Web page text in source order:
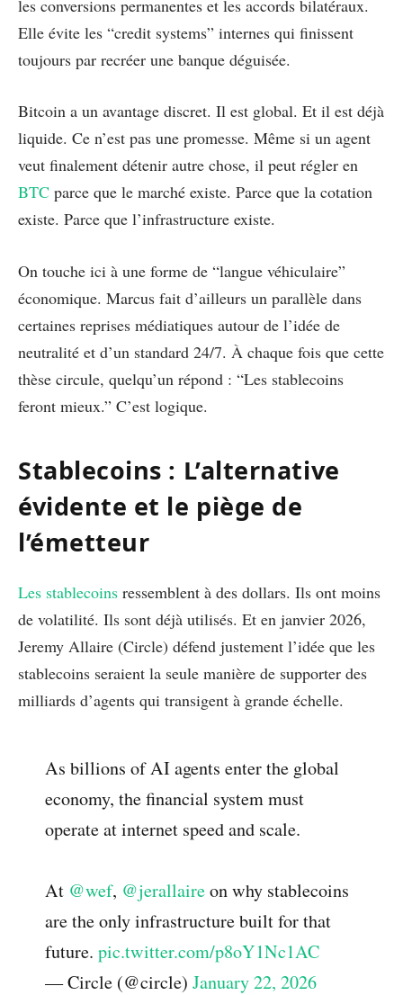
les conversions permanentes et les accords bilatéraux.
Elle évite les “credit systems” internes qui finissent
toujours par recréer une banque déguisée.
Bitcoin a un avantage discret. Il est global. Et il est déjà
liquide. Ce n’est pas une promesse. Même si un agent
veut finalement détenir autre chose, il peut régler en
BTC parce que le marché existe. Parce que la cotation
existe. Parce que l’infrastructure existe.
On touche ici à une forme de “langue véhiculaire”
économique. Marcus fait d’ailleurs un parallèle dans
certaines reprises médiatiques autour de l’idée de
neutralité et d’un standard 24/7. À chaque fois que cette
thèse circule, quelqu’un répond : “Les stablecoins
feront mieux.” C’est logique.
Stablecoins : L’alternative
évidente et le piège de
l’émetteur
Les stablecoins ressemblent à des dollars. Ils ont moins
de volatilité. Ils sont déjà utilisés. Et en janvier 2026,
Jeremy Allaire (Circle) défend justement l’idée que les
stablecoins seraient la seule manière de supporter des
milliards d’agents qui transigent à grande échelle.
As billions of AI agents enter the global
economy, the financial system must
operate at internet speed and scale.
At @wef, @jerallaireon why stablecoins
are the only infrastructure built for that
future.pic.twitter.com/p8oY1Nc1AC
— Circle (@circle)January 22, 2026